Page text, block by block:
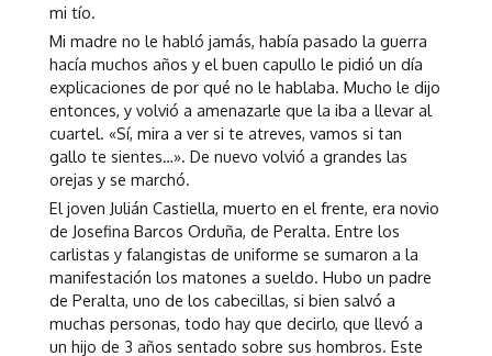
mi tío.
Mi madre no le habló jamás, había pasado la guerra
hacía muchos años y el buen capullo le pidió un día
explicaciones de por qué no le hablaba. Mucho le dijo
entonces, y volvió a amenazarle que la iba a llevar al
cuartel. «Sí, mira a ver si te atreves, vamos si tan
gallo te sientes…». De nuevo volvió a grandes las
orejas y se marchó.
El joven Julián Castiella, muerto en el frente, era novio
de Josefina Barcos Orduña, de Peralta. Entre los
carlistas y falangistas de uniforme se sumaron a la
manifestación los matones a sueldo. Hubo un padre
de Peralta, uno de los cabecillas, si bien salvó a
muchas personas, todo hay que decirlo, que llevó a
un hijo de 3 años sentado sobre sus hombros. Este